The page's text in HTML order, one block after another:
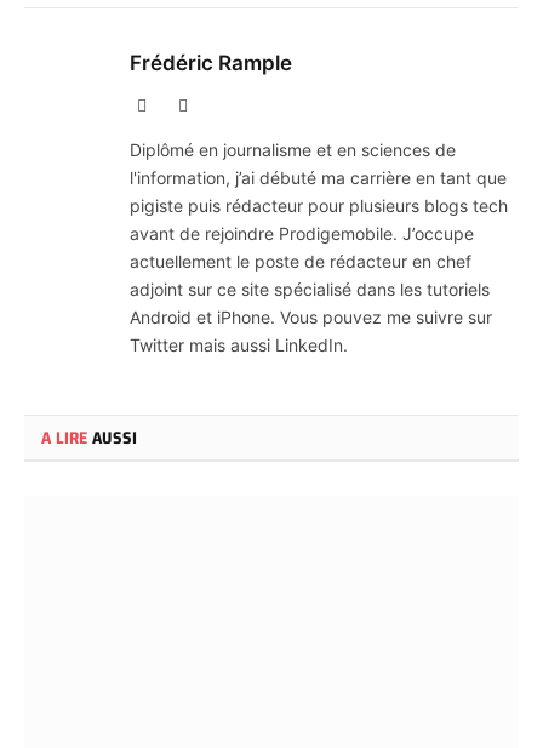
Frédéric Rample
Diplômé en journalisme et en sciences de
l'information, j’ai débuté ma carrière en tant que
pigiste puis rédacteur pour plusieurs blogs tech
avant de rejoindre Prodigemobile. J’occupe
actuellement le poste de rédacteur en chef
adjoint sur ce site spécialisé dans les tutoriels
Android et iPhone. Vous pouvez me suivre sur
Twitter mais aussi LinkedIn.
A LIREAUSSI